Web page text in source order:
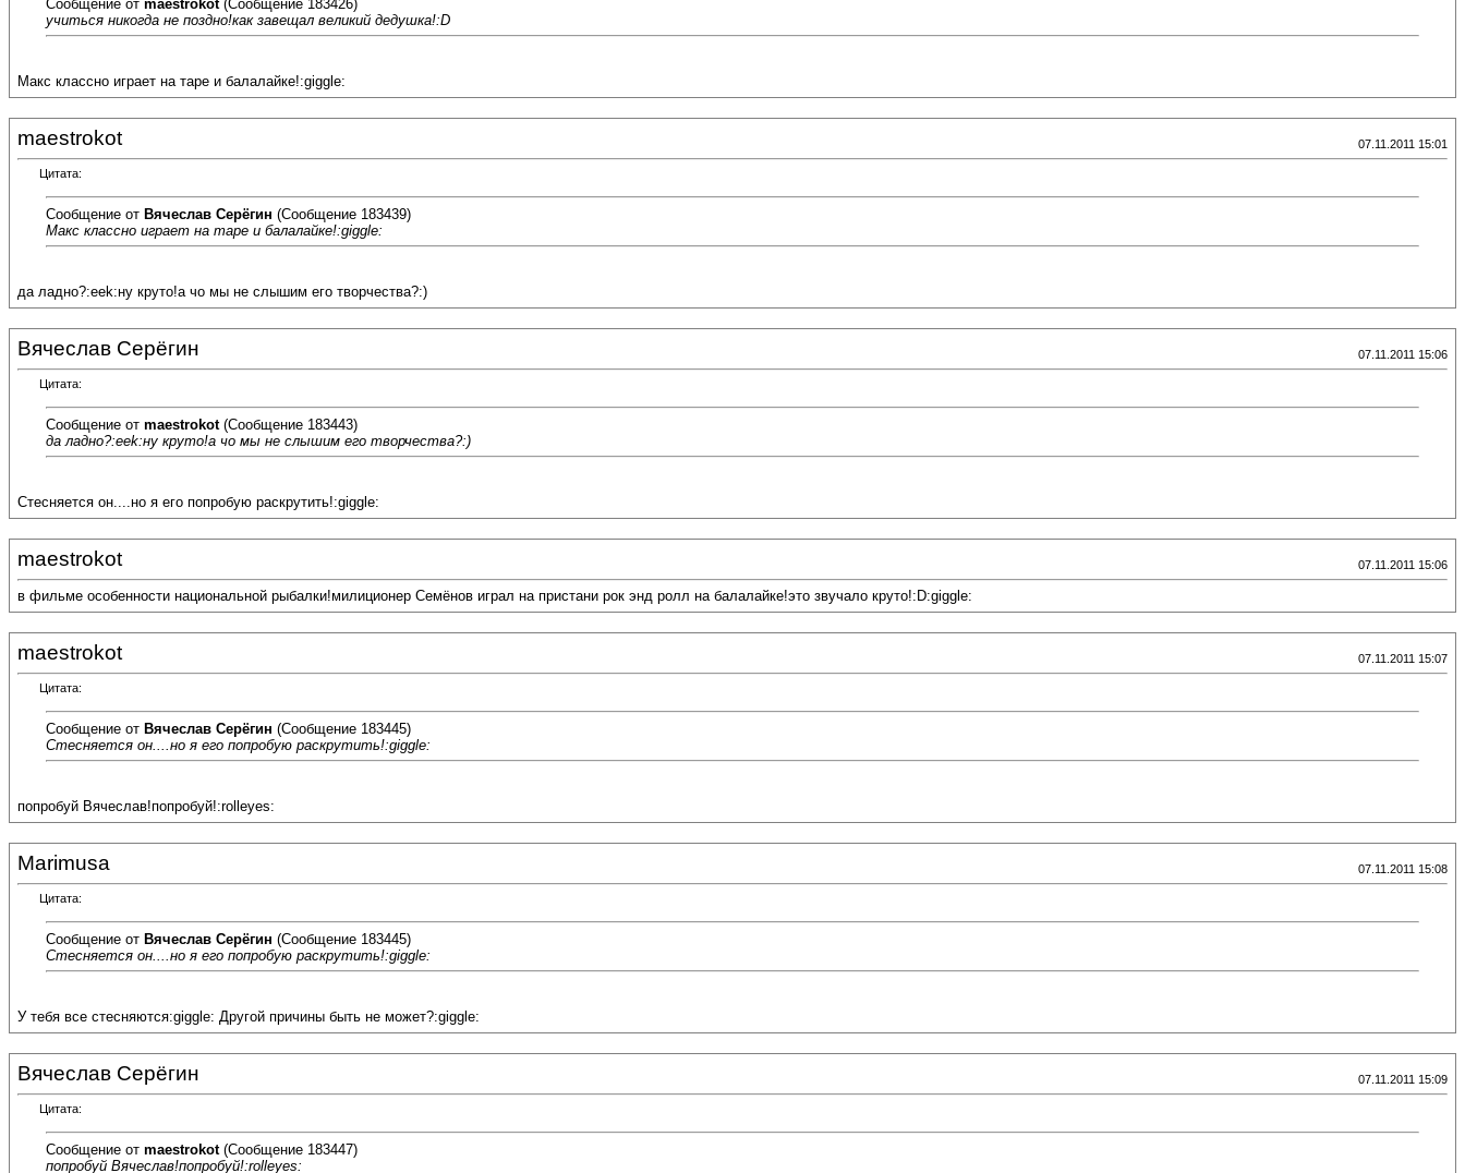
Сообщение от maestrokot(Сообщение 183426)
учиться никогда не поздно!как завещал великий дедушка!:D
Макс классно играет на таре и балалайке!:giggle:
maestrokot 07.11.2011 15:01
Цитата:
Сообщение от Вячеслав Серёгин (Сообщение 183439)
Макс классно играет на таре и балалайке!:giggle:
да ладно?:eek:ну круто!а чо мы не слышим его творчества?:)
Вячеслав Серёгин 07.11.2011 15:06
Цитата:
Сообщение от maestrokot(Сообщение 183443)
да ладно?:eek:ну круто!а чо мы не слышим его творчества?:)
Стесняется он....но я его попробую раскрутить!:giggle:
maestrokot 07.11.2011 15:06
в фильме особенности национальной рыбалки!милиционер Семёнов играл на пристани рок энд ролл на балалайке!это звучало круто!:D:giggle:
maestrokot 07.11.2011 15:07
Цитата:
Сообщение от Вячеслав Серёгин (Сообщение 183445)
Стесняется он....но я его попробую раскрутить!:giggle:
попробуй Вячеслав!попробуй!:rolleyes:
Marimusa 07.11.2011 15:08
Цитата:
Сообщение от Вячеслав Серёгин (Сообщение 183445)
Стесняется он....но я его попробую раскрутить!:giggle:
У тебя все стесняются:giggle: Другой причины быть не может?:giggle:
Вячеслав Серёгин 07.11.2011 15:09
Цитата:
Сообщение от maestrokot(Сообщение 183447)
попробуй Вячеслав!попробуй!:rolleyes: